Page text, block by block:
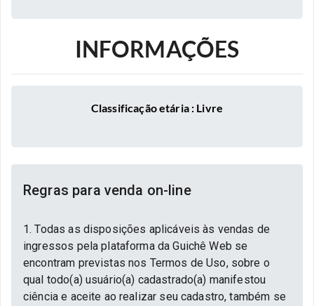
INFORMAÇÕES
Classificação etária : Livre
Regras para venda on-line
1. Todas as disposições aplicáveis às vendas de
ingressos pela plataforma da Guichê Web se
encontram previstas nos Termos de Uso, sobre o
qual todo(a) usuário(a) cadastrado(a) manifestou
ciência e aceite ao realizar seu cadastro, também se